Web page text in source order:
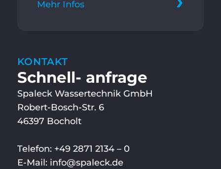
Mehr Infos
KONTAKT
Schnell- anfrage
Spaleck Wassertechnik GmbH
Robert-Bosch-Str. 6
46397 Bocholt
Telefon: +49 2871 2134 – 0
E-Mail: info@spaleck.de